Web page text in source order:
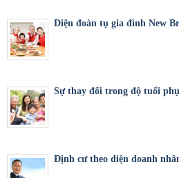
Diện đoàn tụ gia đình New
Sự thay đổi trong độ tuổi
Định cư theo diện doanh